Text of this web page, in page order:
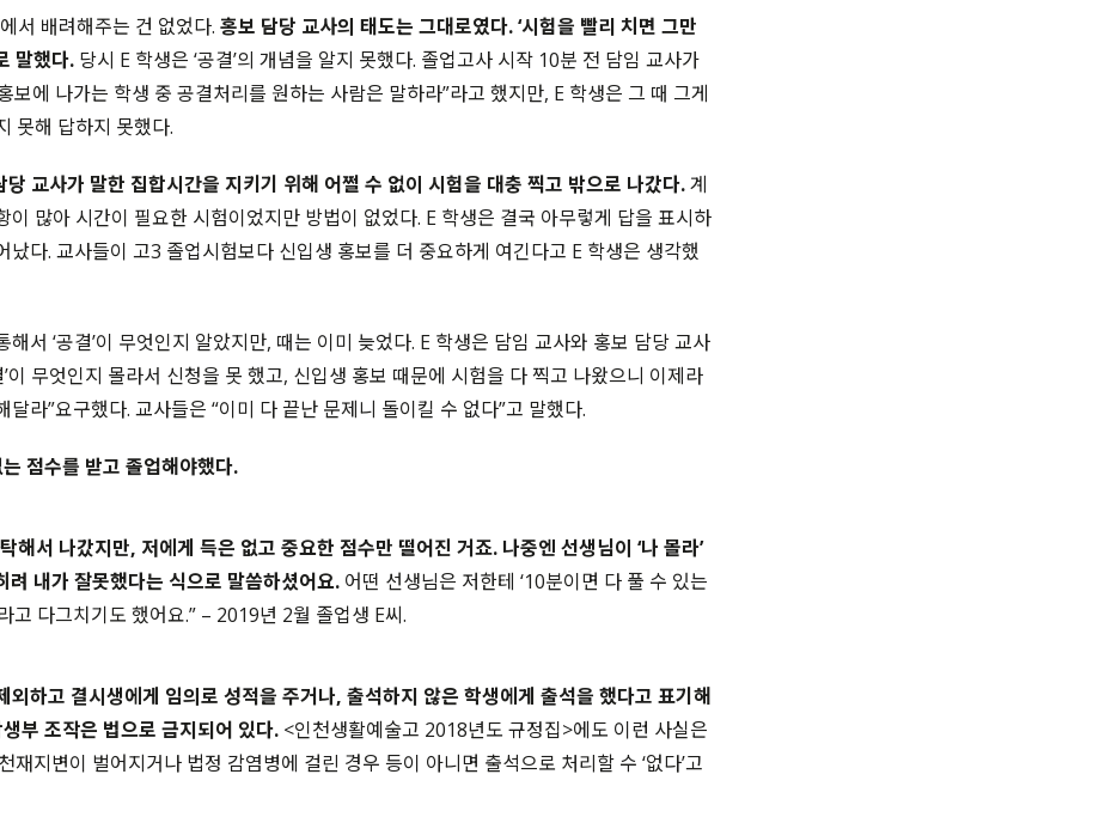
서 배려해주는 건 없었다. 홍보 담당 교사의 태도는 그대로였다. ‘시험을 빨리 치면 그만
말했다. 당시 E 학생은 ‘공결’의 개념을 알지 못했다. 졸업고사 시작 10분 전 담임 교사가
보에 나가는 학생 중 공결처리를 원하는 사람은 말하라”라고 했지만, E 학생은 그 때 그게
못해 답하지 못했다.
당 교사가 말한 집합시간을 지키기 위해 어쩔 수 없이 시험을 대충 찍고 밖으로 나갔다.계
이 많아 시간이 필요한 시험이었지만 방법이 없었다. E 학생은 결국 아무렇게 답을 표시하
났다. 교사들이 고3 졸업시험보다 신입생 홍보를 더 중요하게 여긴다고 E 학생은 생각했
해서 ‘공결’이 무엇인지 알았지만, 때는 이미 늦었다. E 학생은 담임 교사와 홍보 담당 교사
’이 무엇인지 몰라서 신청을 못 했고, 신입생 홍보 때문에 시험을 다 찍고 나왔으니 이제라
달라”요구했다. 교사들은 “이미 다 끝난 문제니 돌이킬 수 없다”고 말했다.
점수를 받고 졸업해야했다.
해서 나갔지만, 저에게 득은 없고 중요한 점수만 떨어진 거죠. 나중엔 선생님이 ‘나 몰라’
려 내가 잘못했다는 식으로 말씀하셨어요. 어떤 선생님은 저한테 ‘10분이면 다 풀 수 있는
고 다그치기도 했어요.” – 2019년 2월 졸업생 E씨.
외하고 결시생에게 임의로 성적을 주거나, 출석하지 않은 학생에게 출석을 했다고 표기해
부 조작은 법으로 금지되어 있다. <인천생활예술고 2018년도 규정집>에도 이런 사실은
재지변이 벌어지거나 법정 감염병에 걸린 경우 등이 아니면 출석으로 처리할 수 ‘없다’고